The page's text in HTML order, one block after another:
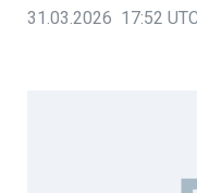
31.03.2026 17:52